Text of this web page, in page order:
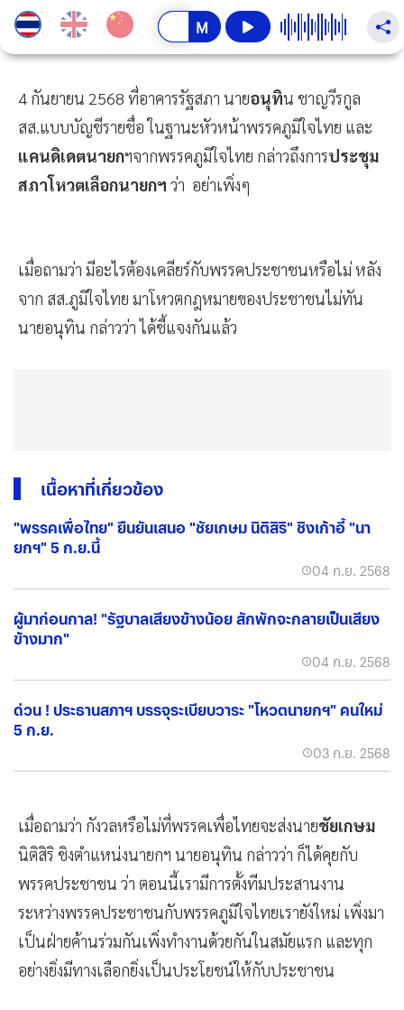
4 กันยายน 2568 ที่อาคารรัฐสภา นายอนุทิน ชาญวีรกูล
สส.แบบบัญชีรายชื่อ ในฐานะหัวหน้าพรรคภูมิใจไทย และ
แคนดิเดตนายกฯจากพรรคภูมิใจไทย กล่าวถึงการประชุม
สภาโหวตเลือกนายกฯ ว่า อย่าเพิ่งๆ
เมื่อถามว่า มีอะไรต้องเคลียร์กับพรรคประชาชนหรือไม่ หลัง
จาก สส.ภูมิใจไทย มาโหวตกฎหมายของประชาชนไม่ทัน
นายอนุทิน กล่าวว่า ได้ชี้แจงกันแล้ว
เนื้อหาที่เกี่ยวข้อง
"พรรคเพื่อไทย" ยืนยันเสนอ "ชัยเกษม นิติสิริ" ชิงเก้าอี้ "นา
ยกฯ" 5 ก.ย.นี้
04 ก.ย. 2568
ผู้มาก่อนกาล! "รัฐบาลเสียงข้างน้อย สักพักจะกลายเป็นเสียง
ข้างมาก"
04 ก.ย. 2568
ด่วน ! ประธานสภาฯ บรรจุระเบียบวาระ "โหวตนายกฯ" คนใหม่
5 ก.ย.
03 ก.ย. 2568
เมื่อถามว่า กังวลหรือไม่ที่พรรคเพื่อไทยจะส่งนายชัยเกษม
นิติสิริ ชิงตำแหน่งนายกฯ นายอนุทิน กล่าวว่า ก็ได้คุยกับ
พรรคประชาชน ว่า ตอนนี้เรามีการตั้งทีมประสานงาน
ระหว่างพรรคประชาชนกับพรรคภูมิใจไทยเรายังใหม่ เพิ่งมา
เป็นฝ่ายค้านร่วมกันเพิ่งทำงานด้วยกันในสมัยแรก และทุก
อย่างยิ่งมีทางเลือกยิ่งเป็นประโยชน์ให้กับประชาชน